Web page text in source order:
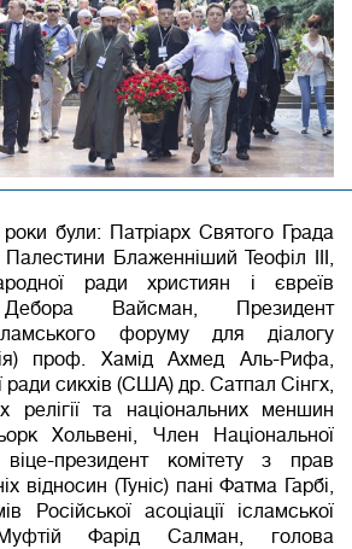
були: Патріарх Святого Града
Блаженніший Теофіл III,
ради християн і євреїв
Вайсман, Президент
форуму для діалогу
проф. Хамід Ахмед Аль-Рифа,
ради сикхів (США) др. Сатпал Сінгх,
релігії та національних меншин
Хольвені, Член Національної
віце-президент комітету з прав
відносин (Туніс) пані Фатма Гарбі,
Російської асоціації ісламської
Фарід Салман, голова